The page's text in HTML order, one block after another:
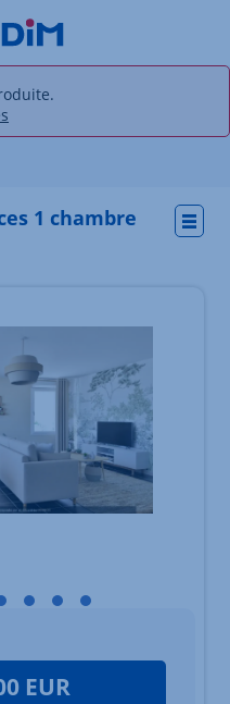
1 chambre
Afficher l'élément 1
mobile Afficher l'élément 2
mobile Afficher
principal mobile Afficher
Visuel principal mobile
Visuel principal mobile
Visuel principal mobile
Visuel principal
EUR